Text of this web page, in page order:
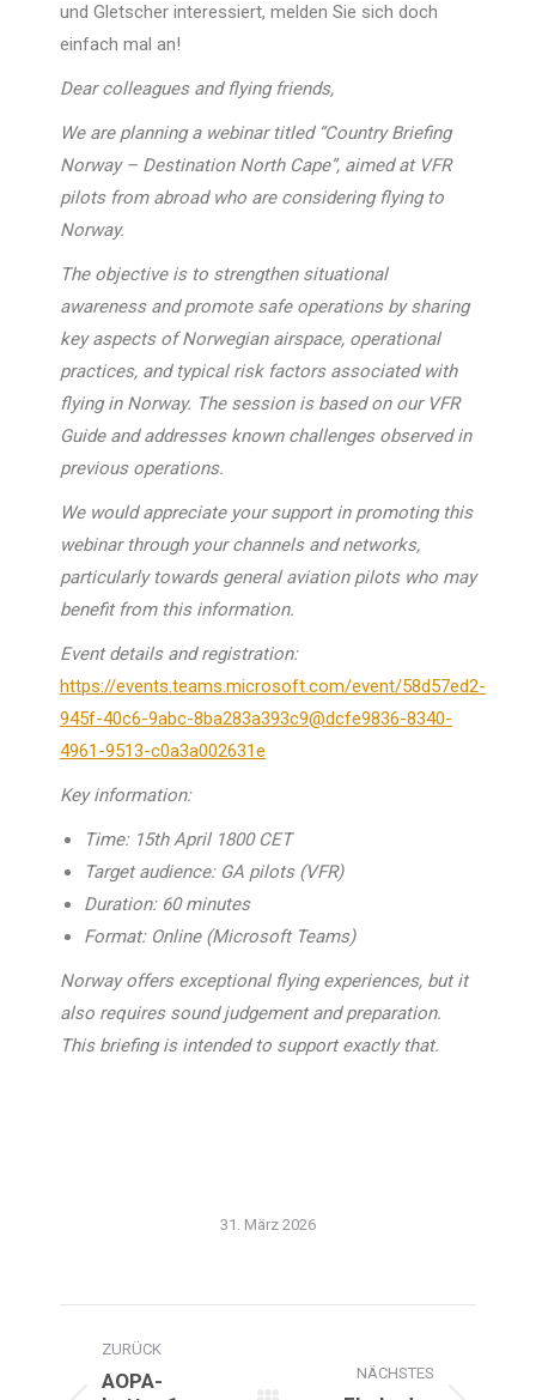
und Gletscher interessiert, melden Sie sich doch
einfach mal an!
Dear colleagues and flying friends,
We are planning a webinar titled “Country Briefing
Norway – Destination North Cape”, aimed at VFR
pilots from abroad who are considering flying to
Norway.
The objective is to strengthen situational
awareness and promote safe operations by sharing
key aspects of Norwegian airspace, operational
practices, and typical risk factors associated with
flying in Norway. The session is based on our VFR
Guide and addresses known challenges observed in
previous operations.
We would appreciate your support in promoting this
webinar through your channels and networks,
particularly towards general aviation pilots who may
benefit from this information.
Event details and registration:
https://events.teams.microsoft.com/event/58d57ed2-
945f-40c6-9abc-8ba283a393c9@dcfe9836-8340-
4961-9513-c0a3a002631e
Key information:
Time: 15th April 1800 CET
Target audience: GA pilots (VFR)
Duration: 60 minutes
Format: Online (Microsoft Teams)
Norway offers exceptional flying experiences, but it
also requires sound judgement and preparation.
This briefing is intended to support exactly that.
31. März 2026
Kommentarnavigation
ZURÜCK
AOPA-
NÄCHSTES